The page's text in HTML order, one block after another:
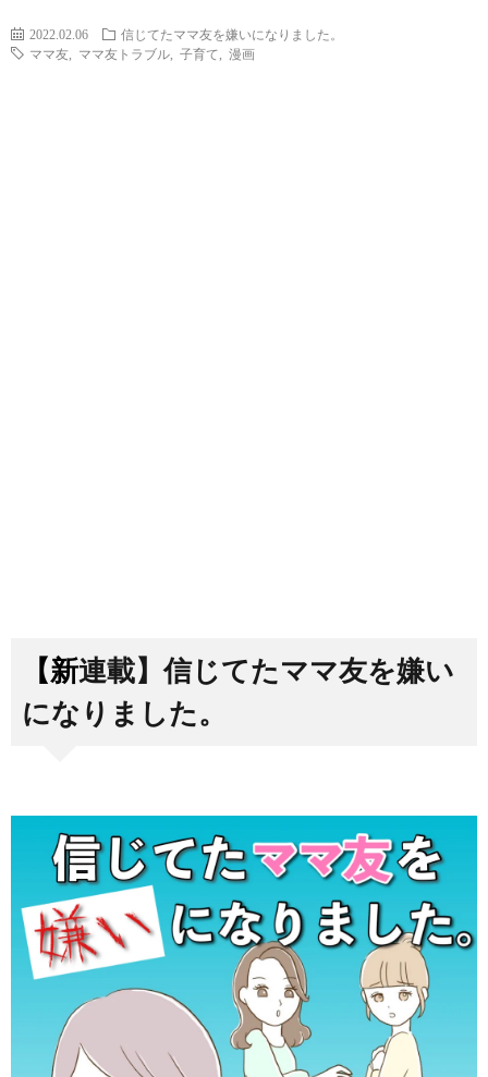
2022.02.06
信じてたママ友を嫌いになりました。
ママ友
ママ友トラブル 子育て 漫画
【新連載】信じてたママ友を嫌い
になりました。